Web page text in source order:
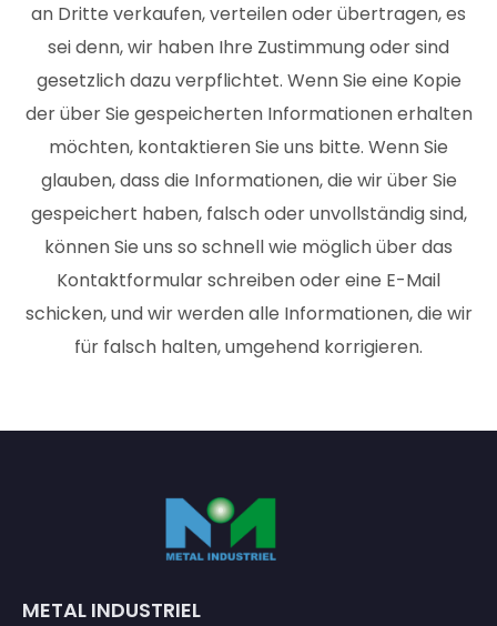
an Dritte verkaufen, verteilen oder übertragen, es
sei denn, wir haben Ihre Zustimmung oder sind
gesetzlich dazu verpflichtet. Wenn Sie eine Kopie
der über Sie gespeicherten Informationen erhalten
möchten, kontaktieren Sie uns bitte. Wenn Sie
glauben, dass die Informationen, die wir über Sie
gespeichert haben, falsch oder unvollständig sind,
können Sie uns so schnell wie möglich über das
Kontaktformular schreiben oder eine E-Mail
schicken, und wir werden alle Informationen, die wir
für falsch halten, umgehend korrigieren.
METAL INDUSTRIEL